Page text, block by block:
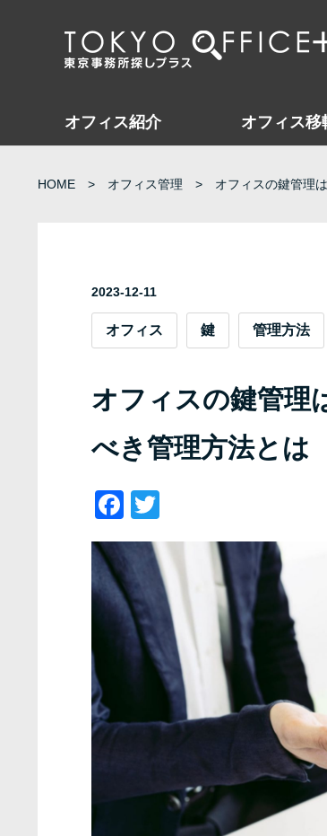
オフィス紹介 オフィス移
HOME オフィス管理 オフィスの鍵管理
2023-12-11
オフィス 鍵 管理方法
オフィスの鍵管理
べき管理方法とは
Facebook